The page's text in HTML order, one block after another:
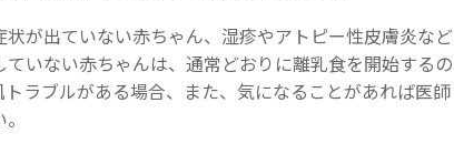
が出ていない赤ちゃん、湿疹やアトピー性皮膚炎など
ていない赤ちゃんは、通常どおりに離乳食を開始するの
ラブルがある場合、また、気になることがあれば医師